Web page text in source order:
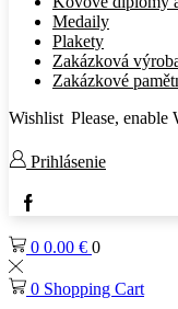
Medaily
Plakety
Zakázková
Zakázkové
Wishlist Please, enable
Prihlásenie
Facebook
0 0.00 € 0
0 Shopping Cart